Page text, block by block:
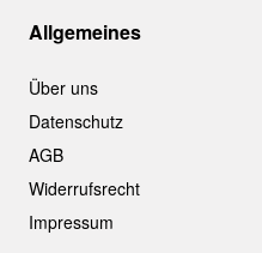
Allgemeines
Über uns
Datenschutz
AGB
Widerrufsrecht
Impressum